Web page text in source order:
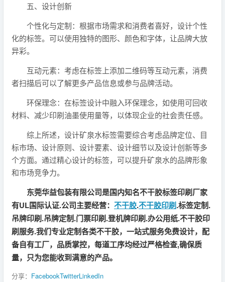
五、设计创新
个性化与定制：根据市场需求和消费者喜好，设计个性
化的标签。可以使用独特的图形、颜色和字体，让品牌大放
异彩。
互动元素：考虑在标签上添加二维码等互动元素，消费
者扫描后可以了解更多产品信息或参与品牌活动。
环保理念：在标签设计中融入环保理念，如使用可回收
材料、减少印刷油墨使用量等，以体现企业的社会责任感。
综上所述，设计矿泉水标签需要综合考虑品牌定位、目
标市场、设计原则、设计要素、设计细节以及设计创新等多
个方面。通过精心设计的标签，可以提升矿泉水的品牌形象
和市场竞争力。
东莞华益包装有限公司是国内知名不干胶标签印刷厂家
有UL国际认证.公司主要经营： 不干胶.不干胶印刷.标签定制.
吊牌印刷.吊牌定制.门票印刷.登机牌印刷.办公用纸.不干胶印
刷服务.我们专业定制各类不干胶，一站式服务免费设计，配
备自有工厂，品质掌控，每道工序均经过严格检查,确保质
量，只为您能收到满意的产品。
分享： FacebookTwitterLinkedIn